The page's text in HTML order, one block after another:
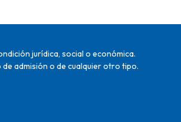
jurídica, social o económica.
admisión o de cualquier otro tipo.